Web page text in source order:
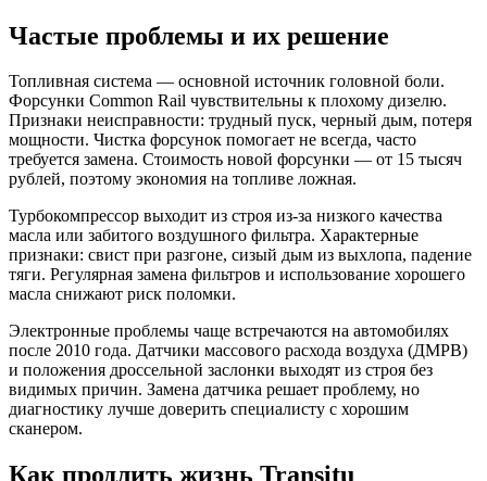
Частые проблемы и их решение
Топливная система — основной источник головной боли.
Форсунки Common Rail чувствительны к плохому дизелю.
Признаки неисправности: трудный пуск, черный дым, потеря
мощности. Чистка форсунок помогает не всегда, часто
требуется замена. Стоимость новой форсунки — от 15 тысяч
рублей, поэтому экономия на топливе ложная.
Турбокомпрессор выходит из строя из-за низкого качества
масла или забитого воздушного фильтра. Характерные
признаки: свист при разгоне, сизый дым из выхлопа, падение
тяги. Регулярная замена фильтров и использование хорошего
масла снижают риск поломки.
Электронные проблемы чаще встречаются на автомобилях
после 2010 года. Датчики массового расхода воздуха (ДМРВ)
и положения дроссельной заслонки выходят из строя без
видимых причин. Замена датчика решает проблему, но
диагностику лучше доверить специалисту с хорошим
сканером.
Как продлить жизнь Transitu